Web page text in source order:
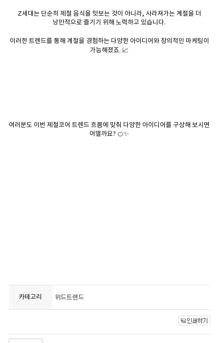
Z세대는 단순히 제철 음식을 맛보는 것이 아니라, 사라져가는 계절을 더
낭만적으로 즐기기 위해 노력하고 있습니다.
이러한 트렌드를 통해 계절을 경험하는 다양한 아이디어와 창의적인 마케팅이
가능해졌죠. 📈
여러분도 이번 제철코어 트렌드 흐름에 맞춰 다양한 아이디어를 구상해 보시면
어떨까요? 🍊✨
카테고리 위드트렌드